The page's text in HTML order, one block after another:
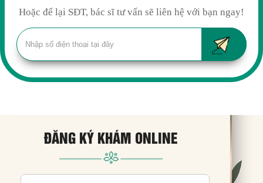
Hoặc để lại SĐT, bác sĩ tư vấn sẽ liên hệ với bạn ngay!
ĐĂNG KÝ KHÁM ONLINE